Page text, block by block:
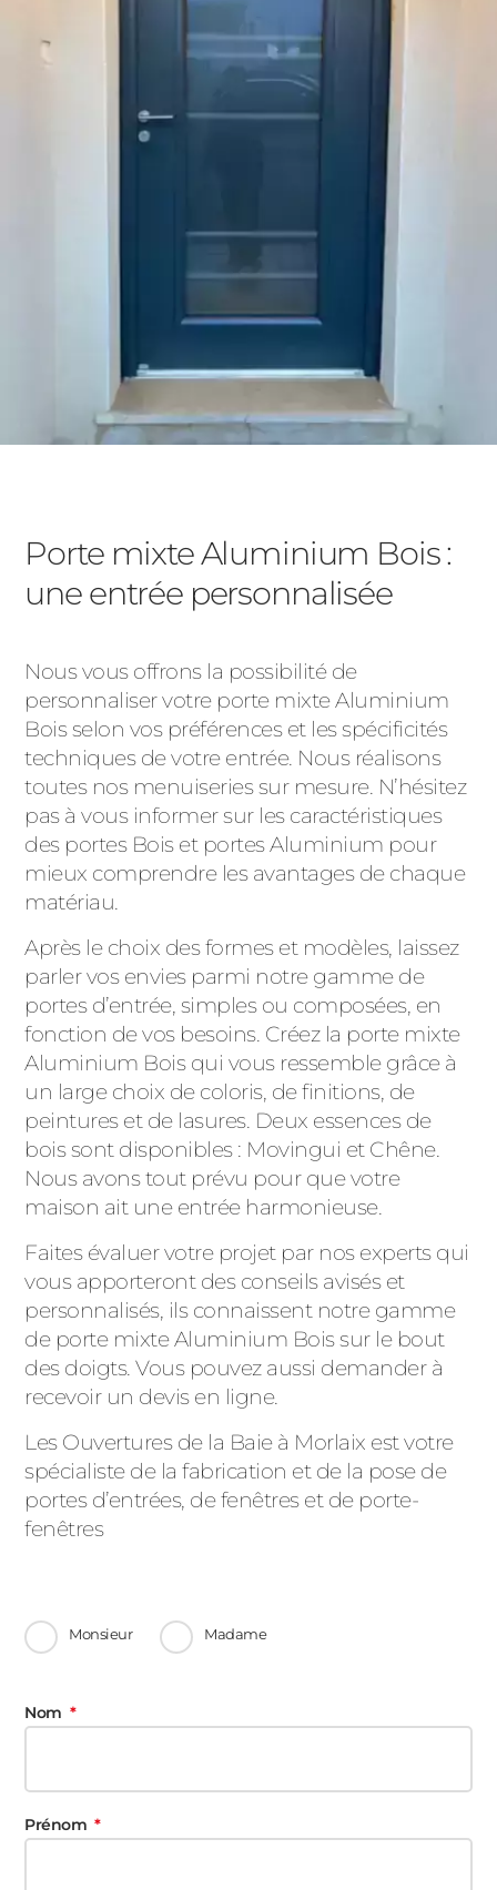
Porte mixte Aluminium Bois :
une entrée personnalisée
Nous vous offrons la possibilité de
personnaliser votre porte mixte Aluminium
Bois selon vos préférences et les spécificités
techniques de votre entrée. Nous réalisons
toutes nos menuiseries sur mesure. N’hésitez
pas à vous informer sur les caractéristiques
des portes Bois et portes Aluminium pour
mieux comprendre les avantages de chaque
matériau.
Après le choix des formes et modèles, laissez
parler vos envies parmi notre gamme de
portes d’entrée, simples ou composées, en
fonction de vos besoins. Créez la porte mixte
Aluminium Bois qui vous ressemble grâce à
un large choix de coloris, de finitions, de
peintures et de lasures. Deux essences de
bois sont disponibles : Movingui et Chêne.
Nous avons tout prévu pour que votre
maison ait une entrée harmonieuse.
Faites évaluer votre projet par nos experts qui
vous apporteront des conseils avisés et
personnalisés, ils connaissent notre gamme
de porte mixte Aluminium Bois sur le bout
des doigts. Vous pouvez aussi demander à
recevoir un devis en ligne.
Les Ouvertures de la Baie à Morlaix est votre
spécialiste de la fabrication et de la pose de
portes d’entrées, de fenêtres et de porte-
fenêtres
Monsieur Madame
Nom
Prénom